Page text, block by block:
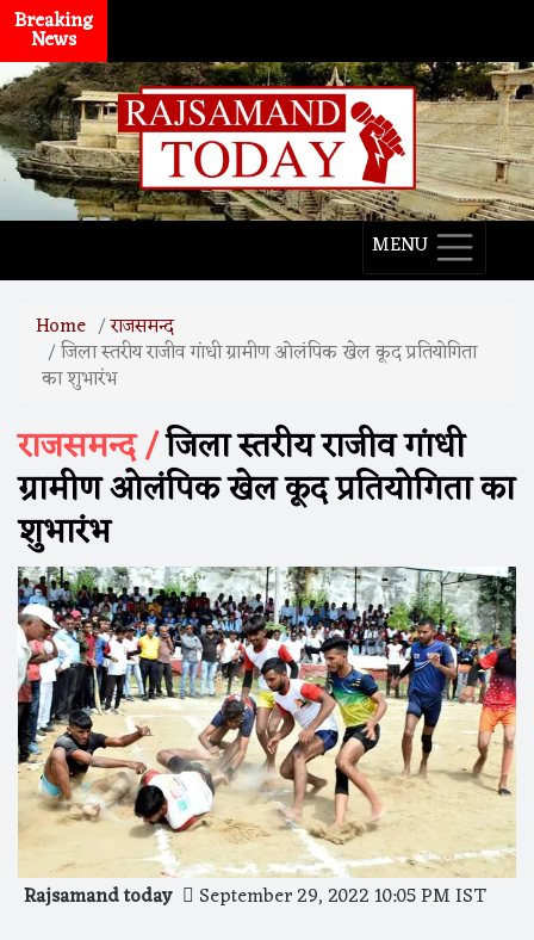
Breaking
News
MENU
Home राजसमन्द
जिला स्तरीय राजीव गांधी ग्रामीण ओलंपिक खेल कूद प्रतियोगिता
का शुभारंभ
राजसमन्द /जिला स्तरीय राजीव गांधी
ग्रामीण ओलंपिक खेल कूद प्रतियोगिता का
शुभारंभ
Rajsamand today September 29, 2022 10:05 PM IST